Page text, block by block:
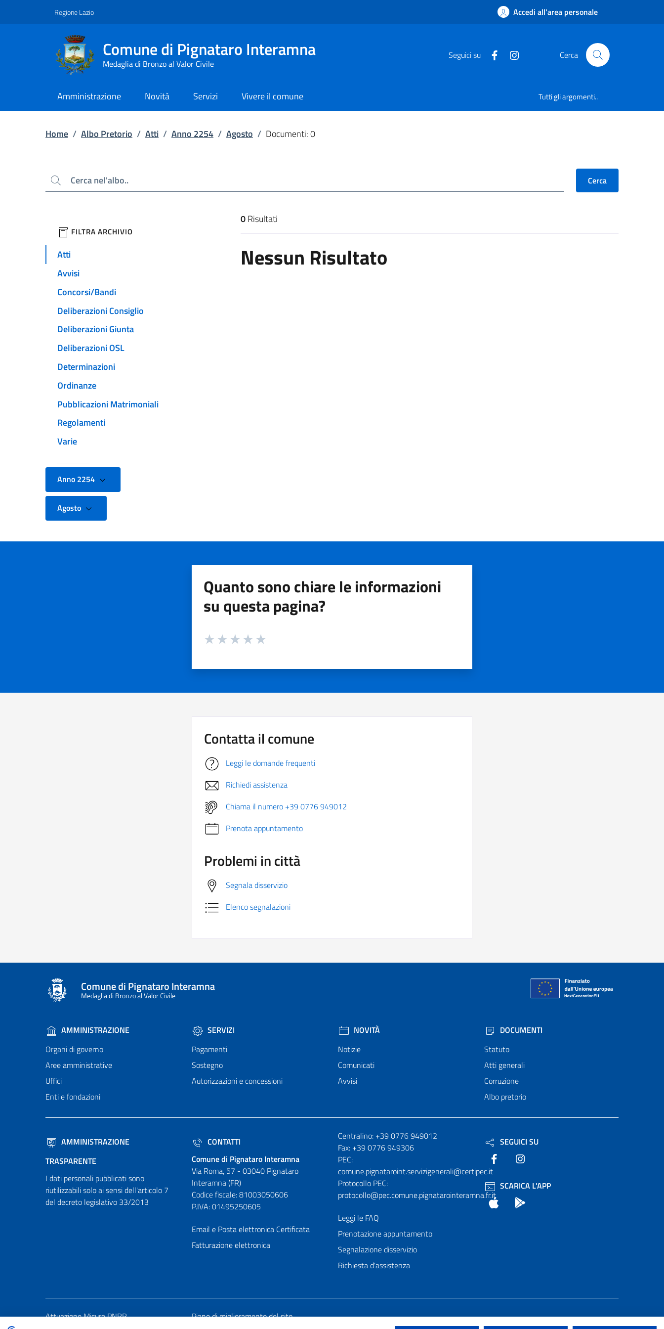
Regione Lazio Accedi all'area personale
Comune di Pignataro Interamna
Medaglia di Bronzo al Valor Civile
Seguici su Cerca
Amministrazione Novità Servizi Vivere il comune Tutti gli argomenti..
Home / Albo Pretorio / Atti / Anno 2254 / Agosto / Documenti: 0
Cerca Cerca
filtri da applicare
FILTRA ARCHIVIO
Atti
Avvisi
Concorsi/Bandi
Deliberazioni Consiglio
Deliberazioni Giunta
Deliberazioni OSL
Determinazioni
Ordinanze
Pubblicazioni Matrimoniali
Regolamenti
Varie
Anno 2254
Agosto
Risultati di ricerca
0Risultati
Nessun Risultato
Quanto sono chiare le informazioni
su questa pagina?
Valuta da 1 a 5 stelle la pagina
Contatta il comune
Leggi le domande frequenti
Richiedi assistenza
Chiama il numero +39 0776 949012
Prenota appuntamento
Problemi in città
Segnala disservizio
Elenco segnalazioni
Comune di Pignataro Interamna
Medaglia di Bronzo al Valor Civile
AMMINISTRAZIONE
Organi di governo
Aree amministrative
Uffici
Enti e fondazioni
SERVIZI
Pagamenti
Sostegno
Autorizzazioni e concessioni
NOVITÀ
Notizie
Comunicati
Avvisi
DOCUMENTI
Statuto
Atti generali
Corruzione
Albo pretorio
AMMINISTRAZIONE
TRASPARENTE
I dati personali pubblicati sono
riutilizzabili solo ai sensi dell'articolo 7
del decreto legislativo 33/2013
CONTATTI
Comune di Pignataro Interamna
Via Roma, 57 - 03040 Pignataro
Interamna (FR)
Codice fiscale: 81003050606
P.IVA: 01495250605
Email e Posta elettronica Certificata
Fatturazione elettronica
Numeri utili
Centralino: +39 0776 949012
Fax: +39 0776 949306
PEC:
comune.pignataroint.servizigenerali@certipec.it
Protocollo PEC:
protocollo@pec.comune.pignatarointeramna.fr.it
Leggi le FAQ
Prenotazione appuntamento
Segnalazione disservizio
Richiesta d'assistenza
SEGUICI SU
Facebook
SCARICA L'APP
App Store
Attuazione Misure PNRR Piano di miglioramento del sito